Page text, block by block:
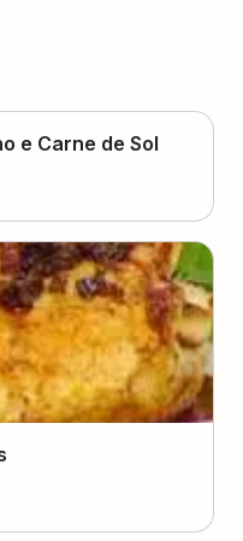
e Carne de Sol